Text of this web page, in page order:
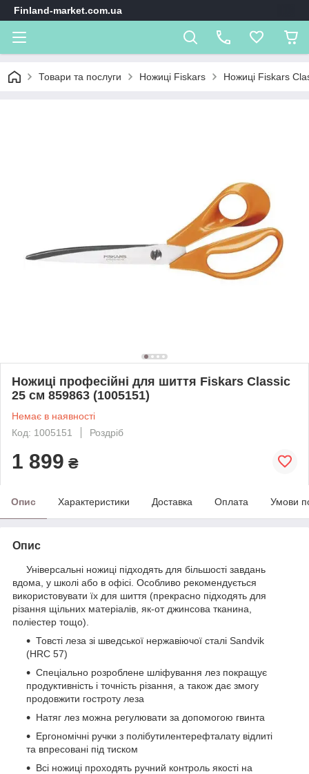
Finland-market.com.ua
Товари та послуги Ножиці Fiskars Ножиці Fiskars
Ножиці професійні для шиття Fiskars Classic
25 см 859863 (1005151)
Немає в наявності
Код: 1005151
Роздріб
1 899 ₴
Опис Характеристики Доставка Оплата Умови
Опис
Універсальні ножиці підходять для більшості завдань
вдома, у школі або в офісі. Особливо рекомендується
використовувати їх для шиття (прекрасно підходять для
різання щільних матеріалів, як-от джинсова тканина,
поліестер тощо).
Товсті леза зі шведської нержавіючої сталі Sandvik
(HRC 57)
Спеціально розроблене шліфування лез покращує
продуктивність і точність різання, а також дає змогу
продовжити гостроту леза
Натяг лез можна регулювати за допомогою гвинта
Ергономічні ручки з полібутилентерефталату відлиті
та впресовані під тиском
Всі ножиці проходять ручний контроль якості на